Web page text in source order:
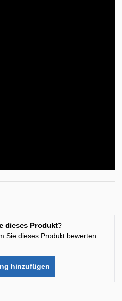
dieses Produkt?
Sie dieses Produkt bewerten
hinzufügen